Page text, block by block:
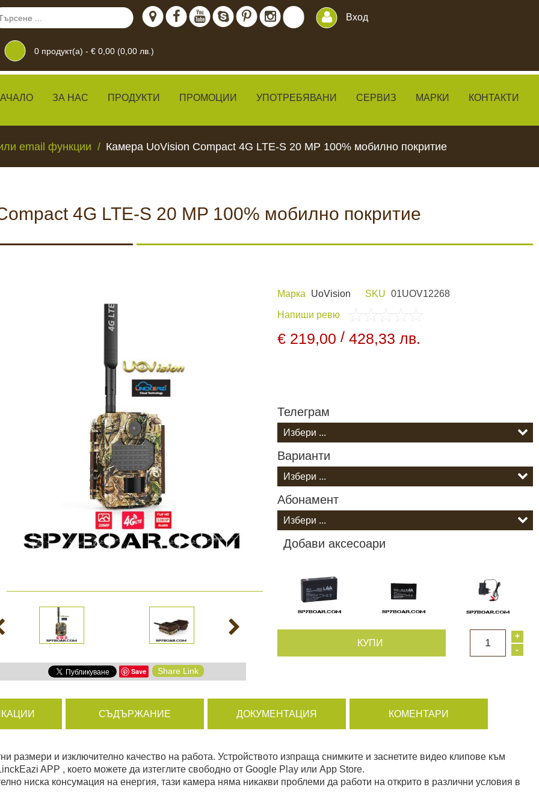
Вход
0продукт(а) - € 0,00 (0,00 лв.)
ЗА НАС ПРОДУКТИ ПРОМОЦИИ УПОТРЕБЯВАНИ СЕРВИЗ МАРКИ КОНТАКТИ
КАМЕРИ ЗА
ХРАНИЛКИ ЧАКАЛА
САМОЗАЩИТА ЛОВНО ОБЛЕКЛО
АКУМУЛАТОРИ И БАТЕРИИ
СОЛАРНИ ПАНЕЛИ И
ЗАРЯДНИ
РАЗГЛЕДАЙ ПРОДУКТИ
email функции Камера UoVision Compact 4G LTE-S 20 MP 100% мобилно покритие
4G LTE-S 20 MP 100% мобилно покритие
Save Share Link
Марка UoVision SKU 01UOV12268
Напиши ревю
€ 219,00 / 428,33 лв.
Телеграм
Варианти
Абонамент
Добави аксесоари
КУПИ 1
-
+
СЪДЪРЖАНИЕ ДОКУМЕНТАЦИЯ КОМЕНТАРИ
размери и изключително качество на работа. Устройството изпраща снимките и заснетите видео клипове към
APP , което можете да изтеглите свободно от Google Play или App Store.
ниска консумация на енергия, тази камера няма никакви проблеми да работи на открито в различни условия в